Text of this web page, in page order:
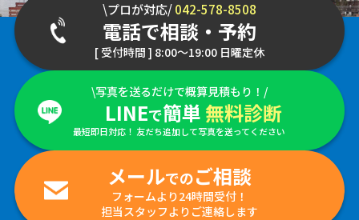
\プロが対応/042-578-8508
電話で相談・予約
[ 受付時間 ] 8:00～19:00 日曜定休
\写真を送るだけで概算見積もり！/
LINEで簡単 無料診断
最短即日対応！ 友だち追加して写真を送ってください
メールでのご相談
フォームより24時間受付！
担当スタッフよりご連絡します